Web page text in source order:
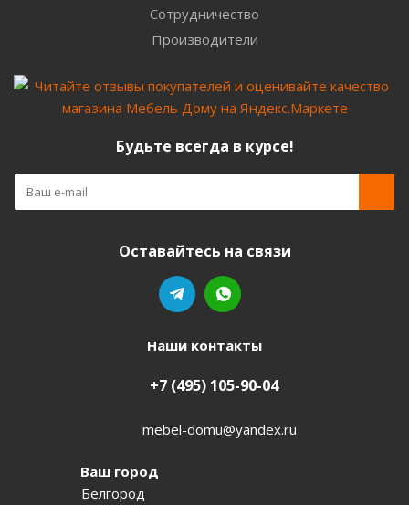
Сотрудничество
Производители
Будьте всегда в курсе!
Оставайтесь на связи
Наши контакты
+7 (495) 105-90-04
mebel-domu@yandex.ru
Ваш город
Белгород